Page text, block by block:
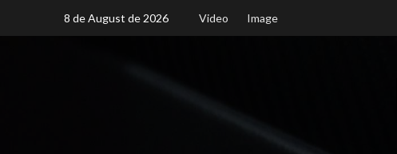
8 de August de 2026 Video Image